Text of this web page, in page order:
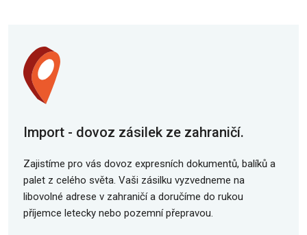
Import - dovoz zásilek ze zahraničí.
Zajistíme pro vás dovoz expresních dokumentů, balíků a
palet z celého světa. Vaši zásilku vyzvedneme na
libovolné adrese v zahraničí a doručíme do rukou
příjemce letecky nebo pozemní přepravou.